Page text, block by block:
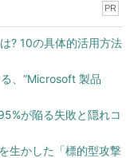
PR
? 10の具体的活用方法
、“Microsoft 製品
が陥る失敗と隠れコ
生かした「標的型攻撃